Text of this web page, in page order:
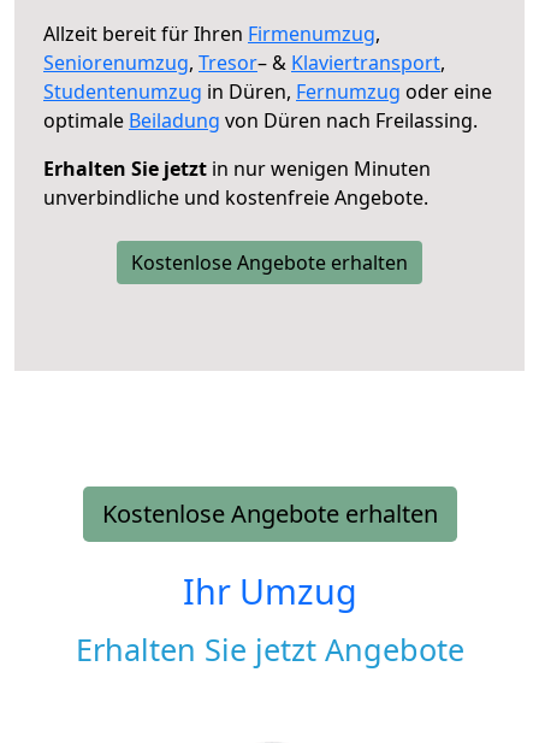
Allzeit bereit für Ihren Firmenumzug,
Seniorenumzug, Tresor– & Klaviertransport,
Studentenumzug in Düren, Fernumzug oder eine
optimale Beiladung von Düren nach Freilassing.
Erhalten Sie jetzt in nur wenigen Minuten
unverbindliche und kostenfreie Angebote.
Kostenlose Angebote erhalten
Kostenlose Angebote erhalten
Ihr Umzug
Erhalten Sie jetzt Angebote